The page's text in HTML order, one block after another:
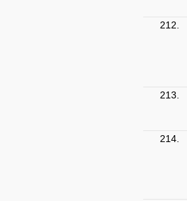
212.
213.
214.